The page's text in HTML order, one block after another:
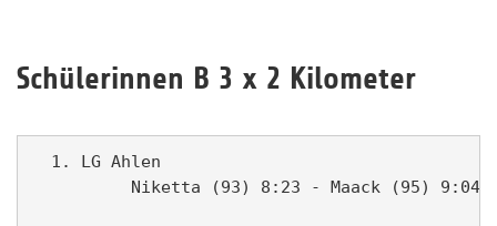
Schülerinnen B 3 x 2 Kilometer
1. LG Ahlen
Niketta (93) 8:23 - Maack (95) 9:04